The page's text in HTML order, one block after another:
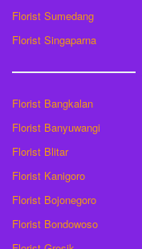
Florist Sumedang
Florist Singaparna
Florist Bangkalan
Florist Banyuwangi
Florist Blitar
Florist Kanigoro
Florist Bojonegoro
Florist Bondowoso